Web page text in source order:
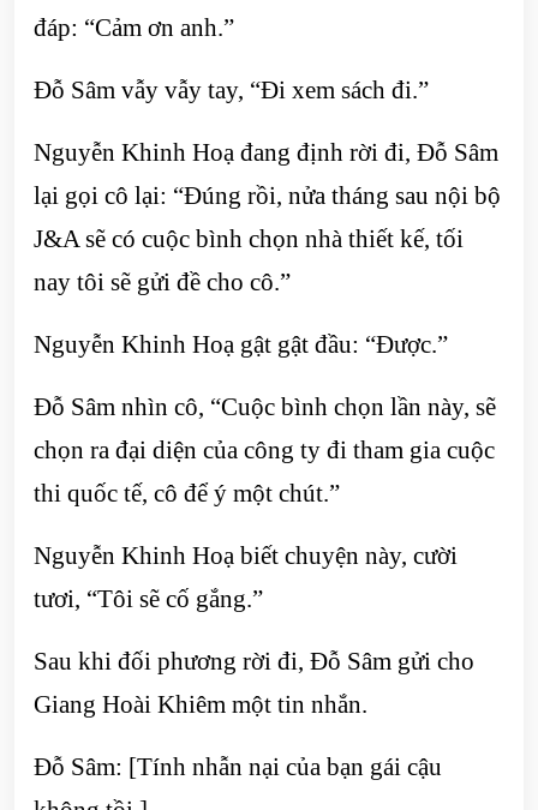
đáp: “Cảm ơn anh.”
Đỗ Sâm vẫy vẫy tay, “Đi xem sách đi.”
Nguyễn Khinh Hoạ đang định rời đi, Đỗ Sâm
lại gọi cô lại: “Đúng rồi, nửa tháng sau nội bộ
J&A sẽ có cuộc bình chọn nhà thiết kế, tối
nay tôi sẽ gửi đề cho cô.”
Nguyễn Khinh Hoạ gật gật đầu: “Được.”
Đỗ Sâm nhìn cô, “Cuộc bình chọn lần này, sẽ
chọn ra đại diện của công ty đi tham gia cuộc
thi quốc tế, cô để ý một chút.”
Nguyễn Khinh Hoạ biết chuyện này, cười
tươi, “Tôi sẽ cố gắng.”
Sau khi đối phương rời đi, Đỗ Sâm gửi cho
Giang Hoài Khiêm một tin nhắn.
Đỗ Sâm: [Tính nhẫn nại của bạn gái cậu